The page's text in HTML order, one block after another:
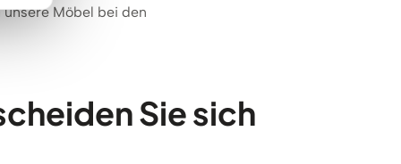
Möbel bei den
Sie sich